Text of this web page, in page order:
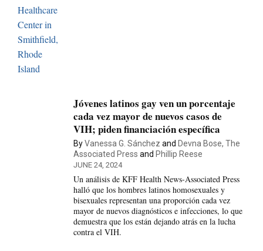
Jóvenes latinos gay ven un porcentaje
cada vez mayor de nuevos casos de
VIH; piden financiación específica
ByVanessa G. Sánchez and Devna Bose, The
Associated Press and Phillip Reese
JUNE 24, 2024
Un análisis de KFF Health News-Associated Press
halló que los hombres latinos homosexuales y
bisexuales representan una proporción cada vez
mayor de nuevos diagnósticos e infecciones, lo que
demuestra que los están dejando atrás en la lucha
contra el VIH.